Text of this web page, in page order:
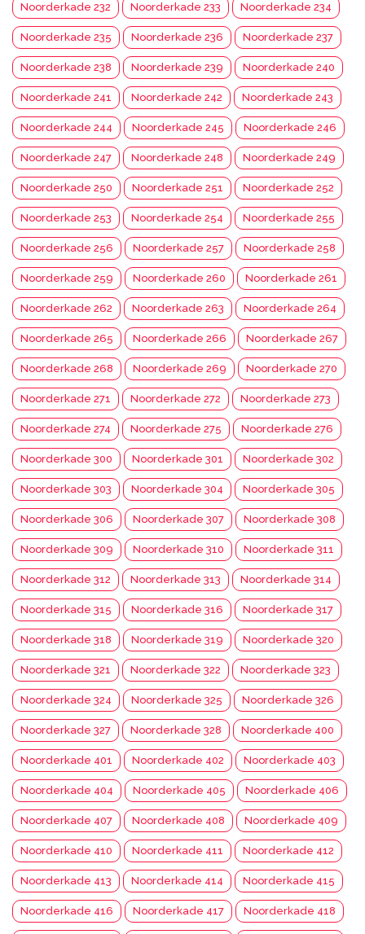
Noorderkade 232 Noorderkade 233 Noorderkade 234
Noorderkade 235 Noorderkade 236 Noorderkade 237
Noorderkade 238 Noorderkade 239 Noorderkade 240
Noorderkade 241 Noorderkade 242 Noorderkade 243
Noorderkade 244 Noorderkade 245 Noorderkade 246
Noorderkade 247 Noorderkade 248 Noorderkade 249
Noorderkade 250 Noorderkade 251 Noorderkade 252
Noorderkade 253 Noorderkade 254 Noorderkade 255
Noorderkade 256 Noorderkade 257 Noorderkade 258
Noorderkade 259 Noorderkade 260 Noorderkade 261
Noorderkade 262 Noorderkade 263 Noorderkade 264
Noorderkade 265 Noorderkade 266 Noorderkade 267
Noorderkade 268 Noorderkade 269 Noorderkade 270
Noorderkade 271 Noorderkade 272 Noorderkade 273
Noorderkade 274 Noorderkade 275 Noorderkade 276
Noorderkade 300 Noorderkade 301 Noorderkade 302
Noorderkade 303 Noorderkade 304 Noorderkade 305
Noorderkade 306 Noorderkade 307 Noorderkade 308
Noorderkade 309 Noorderkade 310 Noorderkade 311
Noorderkade 312 Noorderkade 313 Noorderkade 314
Noorderkade 315 Noorderkade 316 Noorderkade 317
Noorderkade 318 Noorderkade 319 Noorderkade 320
Noorderkade 321 Noorderkade 322 Noorderkade 323
Noorderkade 324 Noorderkade 325 Noorderkade 326
Noorderkade 327 Noorderkade 328 Noorderkade 400
Noorderkade 401 Noorderkade 402 Noorderkade 403
Noorderkade 404 Noorderkade 405 Noorderkade 406
Noorderkade 407 Noorderkade 408 Noorderkade 409
Noorderkade 410 Noorderkade 411 Noorderkade 412
Noorderkade 413 Noorderkade 414 Noorderkade 415
Noorderkade 416 Noorderkade 417 Noorderkade 418